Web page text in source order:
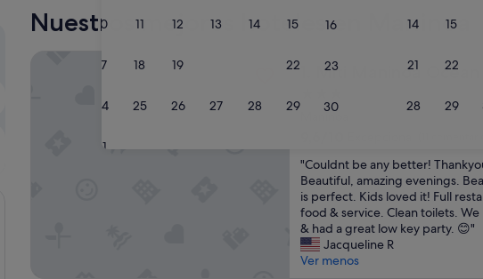
10 11 12 13 14 15 16
17 18 19 22 23
24 25 26 27 28 29 30
31
14 15
21 22
28 29
Nuestros mejores hoteles en Maninoa
1. Miti Maninoa Ocean
Miti Maninoa Ocean Club
deManinoa
10,
Excepcional,
(11 comentarios)
"
C
o
u
l
d
n
"Couldnt be any better!
Beautiful, amazing evenings.
is perfect. Kids loved it! Full
food & service. Clean toilets.
& had a great low key party. 😊"
Jacqueline R
Ver menos
Miti Maninoa Ocean Club